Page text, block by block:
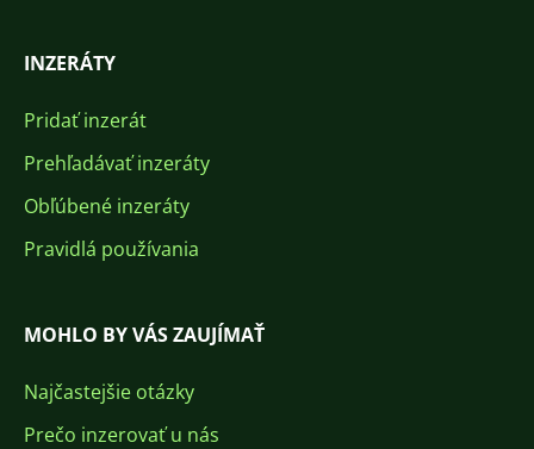
INZERÁTY
Pridať inzerát
Prehľadávať inzeráty
Obľúbené inzeráty
Pravidlá používania
MOHLO BY VÁS ZAUJÍMAŤ
Najčastejšie otázky
Prečo inzerovať u nás